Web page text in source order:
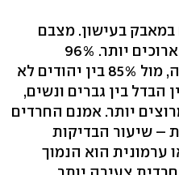
במאבק בעישון. מצבם
הבריאותי טוב יותר, וחייהם ארוכים יותר. 96%
מעריכים את בריאותם כטובה, מול 85% בין יהודים לא
ואין הבדל בין גברים ונשים,
יותר. אמנם החרדים
– שיעור הבדיקות
ערמונית הוא הנמוך